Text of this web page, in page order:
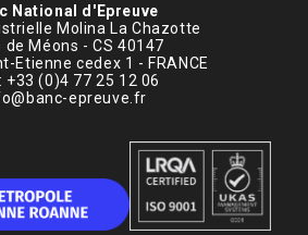
National d'Epreuve
Molina La Chazotte
de Méons - CS 40147
Etienne cedex 1 - FRANCE
+33 (0)4 77 25 12 06
epreuve.fr